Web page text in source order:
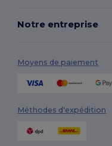
Notre entreprise
Moyens de paiement
Méthodes d'expédition